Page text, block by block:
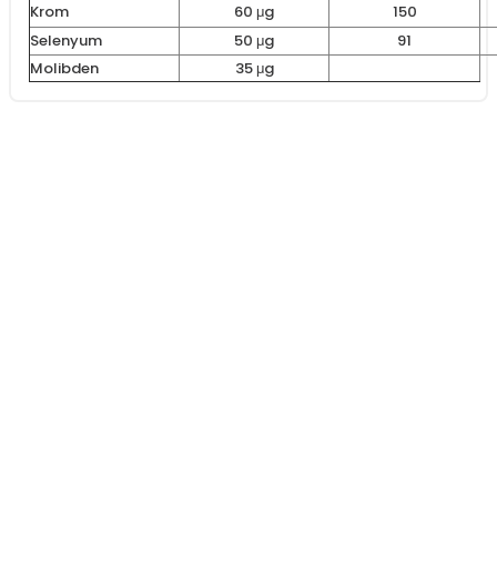
Krom
60 μg
150
Selenyum
50 μg
91
Molibden
35 μg